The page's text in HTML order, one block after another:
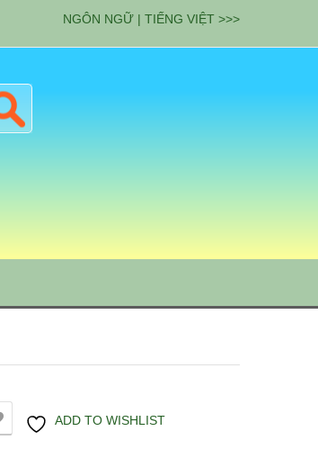
NGÔN NGỮ | TIẾNG VIỆT >>>
ADD TO WISHLIST